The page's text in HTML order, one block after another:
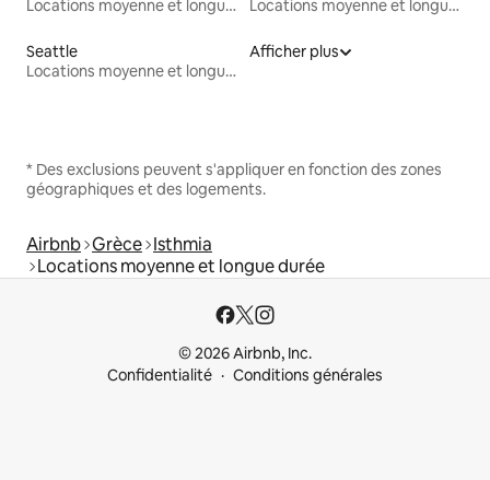
Locations moyenne et longue durée Locations moyenne et longue durée
Seattle
Locations moyenne et longue durée
Afficher plus
* Des exclusions peuvent s'appliquer en fonction des zones
géographiques et des logements.
Airbnb Grèce Isthmia
Locations moyenne et longue durée
© 2026 Airbnb, Inc.
Confidentialité
Conditions générales